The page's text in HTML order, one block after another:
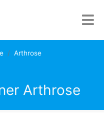
Arthrose
Arthrose